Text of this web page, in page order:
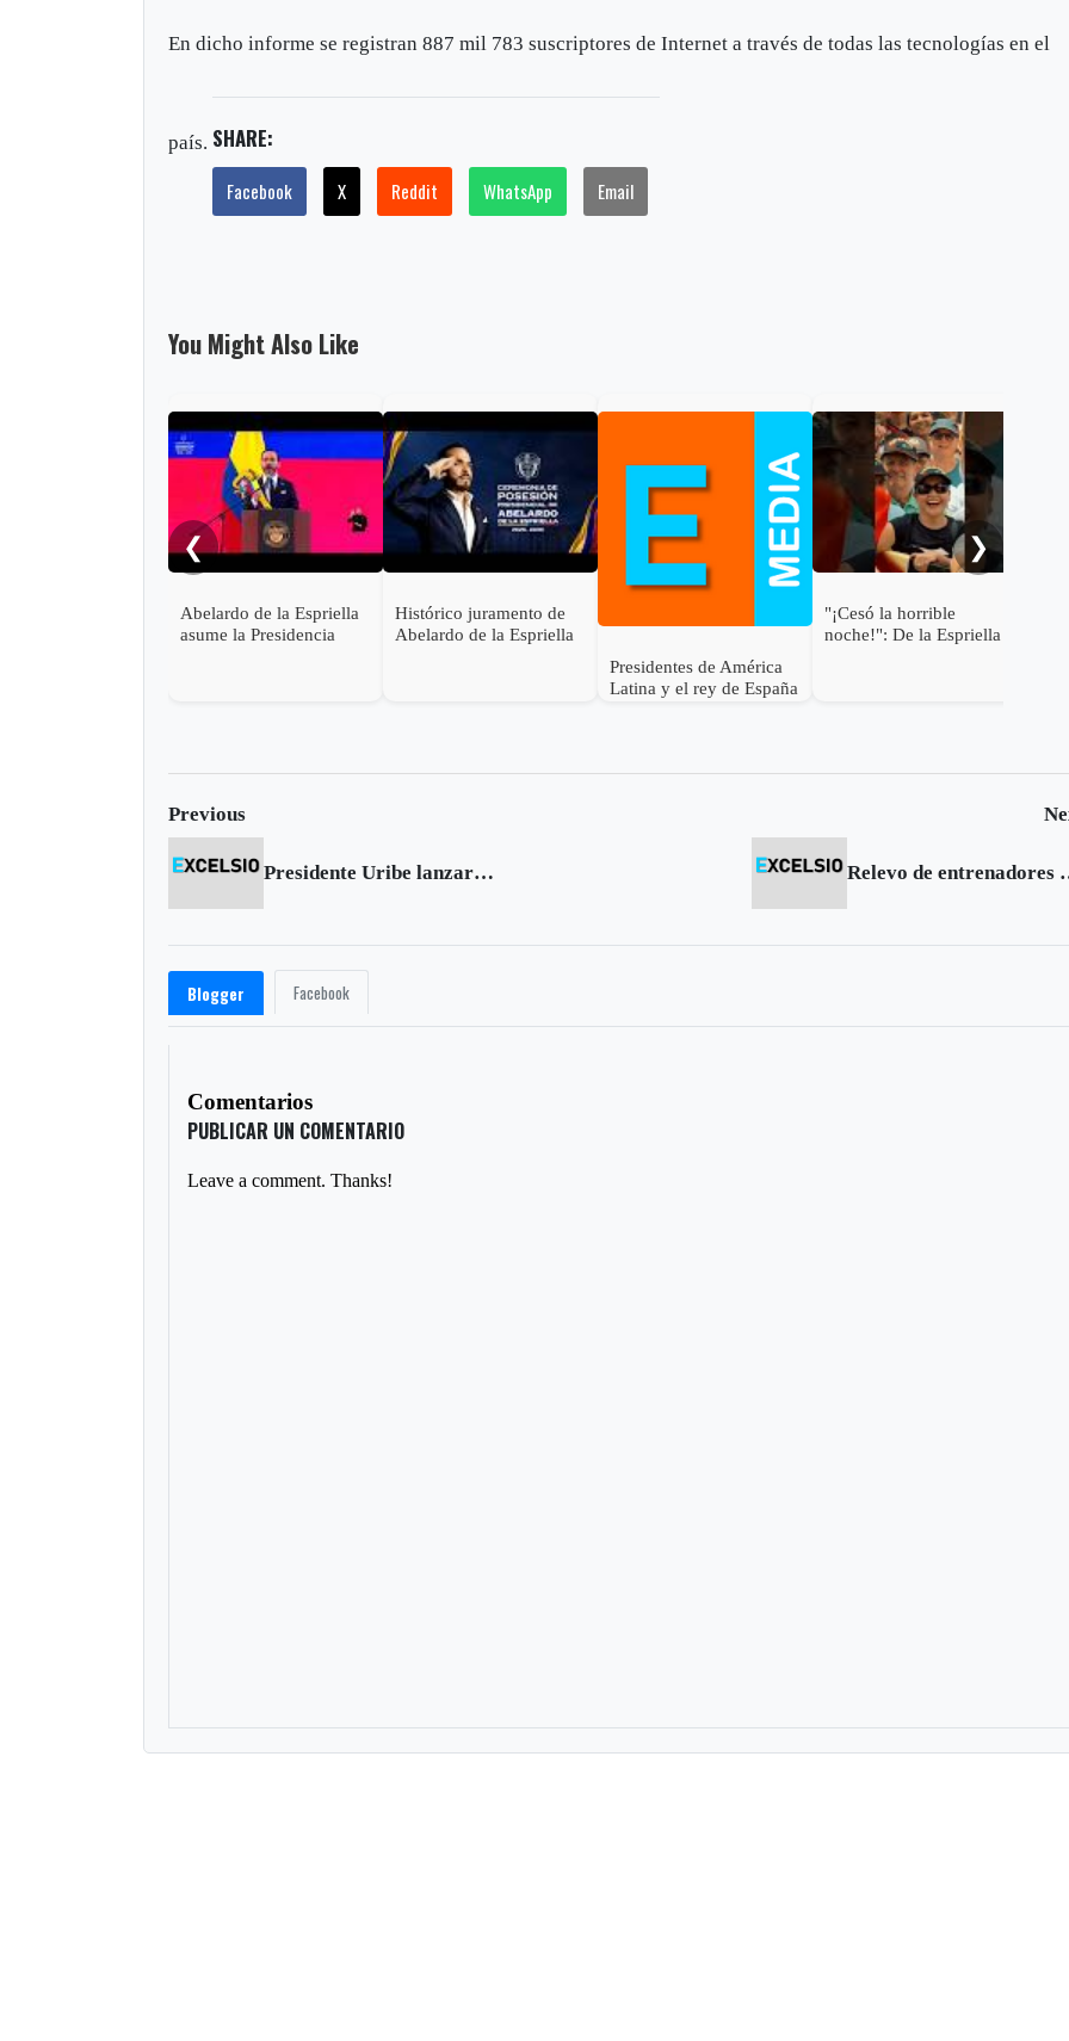
En dicho informe se registran 887 mil 783 suscriptores de Internet a través de todas las tecnologías en el
país. SHARE:
Facebook X Reddit WhatsApp Email
You Might Also Like
❮
Abelardo de la Espriella
asume la Presidencia
Histórico juramento de
Abelardo de la Espriella
Presidentes de América
Latina y el rey de España
"¡Cesó la horrible
noche!": De la Espriella
❯
Previous
Presidente Uribe lanzará en Sogamoso programa de crédito del FNA Relevo
Blogger Facebook
Comentarios
PUBLICAR UN COMENTARIO
Leave a comment. Thanks!